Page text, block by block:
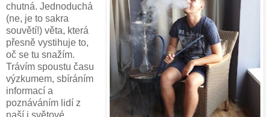
chutná. Jednoduchá
(ne, je to sakra
souvětí!) věta, která
přesně vystihuje to,
oč se tu snažím.
Trávím spoustu času
výzkumem, sbíráním
informací a
poznáváním lidí z
naší i světové